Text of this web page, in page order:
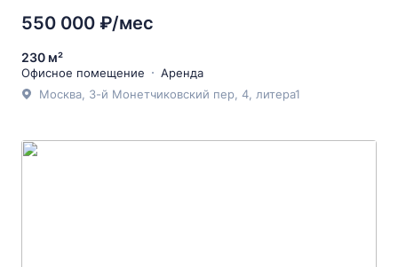
550 000 ₽/мес
230 м²
Офисное помещение
Аренда
Москва, 3-й Монетчиковский пер, 4, литера1